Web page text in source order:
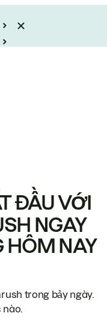
ĐẦU VỚI
NGAY
HÔM NAY
trong bảy ngày.
nào.